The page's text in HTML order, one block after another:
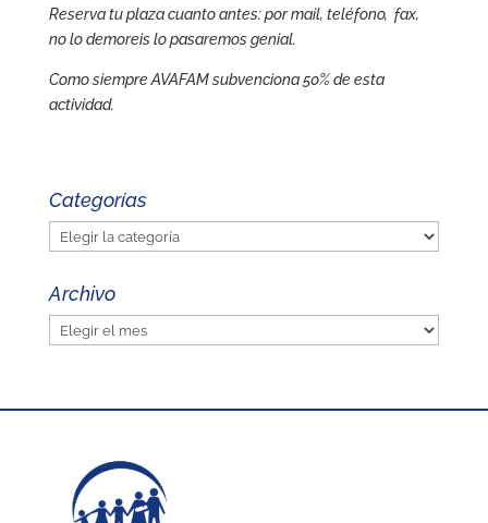
Reserva tu plaza cuanto antes: por mail, teléfono, fax,
no lo demoreis lo pasaremos genial.
Como siempre AVAFAM subvenciona 50% de esta
actividad.
Categorías
Categorías
Archivo
Archivo